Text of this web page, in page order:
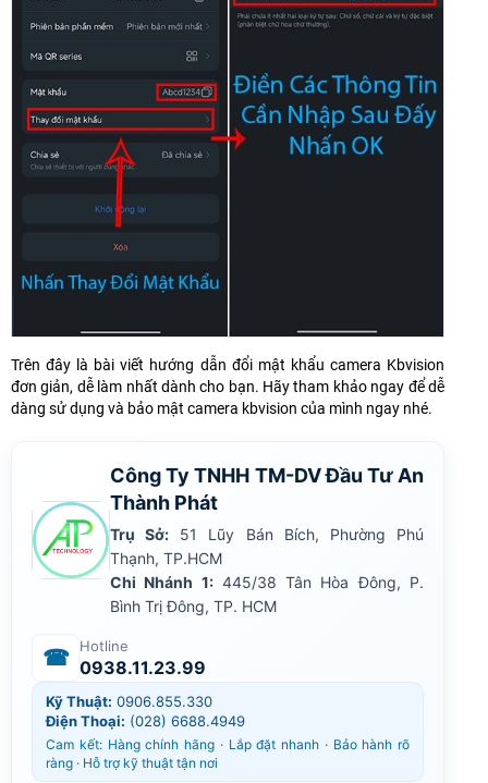
Trên đây là bài viết hướng dẫn đổi mật khẩu camera Kbvision
đơn giản, dễ làm nhất dành cho bạn. Hãy tham khảo ngay để dễ
dàng sử dụng và bảo mật camera kbvision của mình ngay nhé.
Công Ty TNHH TM-DV Đầu Tư An
Thành Phát
Trụ Sở: 51 Lũy Bán Bích, Phường Phú
Thạnh, TP.HCM
Chi Nhánh 1:445/38 Tân Hòa Đông, P.
Bình Trị Đông, TP. HCM
☎ Hotline
0938.11.23.99
Kỹ Thuật: 0906.855.330
Điện Thoại: (028) 6688.4949
Cam kết: Hàng chính hãng · Lắp đặt nhanh · Bảo hành rõ
ràng · Hỗ trợ kỹ thuật tận nơi